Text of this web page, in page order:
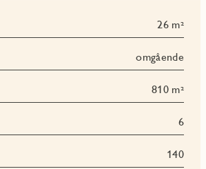
26 m²
omgående
810 m²
6
140